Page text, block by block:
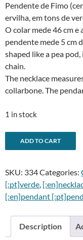
Pendente de Fimo
ervilha, em tons de
O colar mede 46 cm e
pendente mede 5 cm
shaped like a pea
chain.
The necklace
collarbone. The
1 in stock
Pendente
ervilha
Pea
pod
pendant
ADD TO CART
e
r
n
t
i
SKU: 334Categories:
[:pt]verde,
[:en]pendant
Description